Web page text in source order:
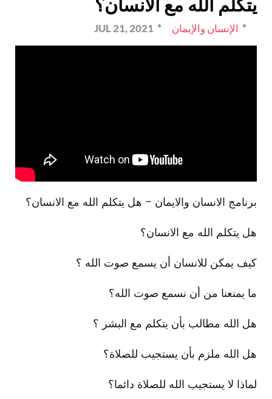
يتكلم الله مع الانسان؟
الإنسان والإيمان JUL 21, 2021
برنامج الانسان والايمان - هل يتكلم الله مع الانسان؟
هل يتكلم الله مع الانسان؟
كيف يمكن للانسان أن يسمع صوت الله ؟
ما يمنعنا من أن نسمع صوت الله؟
هل الله مطالب بأن يتكلم مع البشر ؟
هل الله ملزم بأن يستجيب للصلاة؟
لماذا لا يستجيب الله للصلاة دائما؟